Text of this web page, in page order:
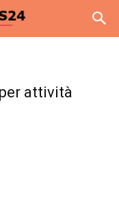
attività